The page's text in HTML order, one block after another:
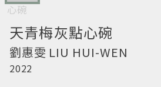
天青梅灰點心碗
劉惠雯 LIU HUI-WEN
2022